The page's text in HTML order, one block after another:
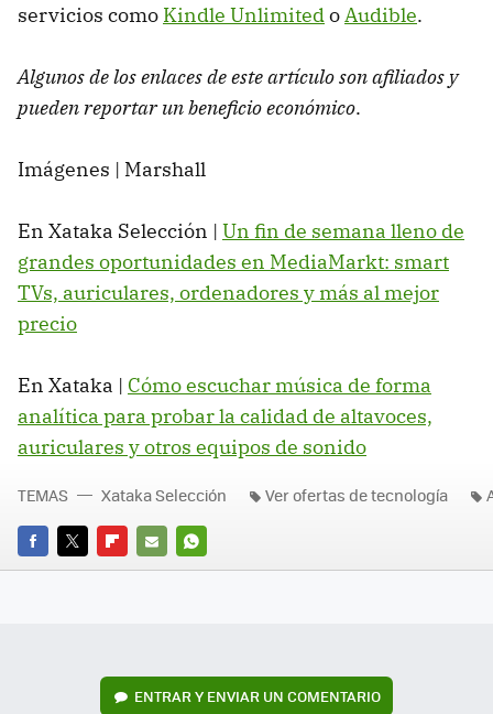
servicios como Kindle UnlimitedoAudible.
Algunos de los enlaces de este artículo son afiliados y
pueden reportar un beneficio económico.
Imágenes | Marshall
En Xataka Selección | Un fin de semana lleno de
grandes oportunidades en MediaMarkt: smart
TVs, auriculares, ordenadores y más al mejor
precio
En Xataka | Cómo escuchar música de forma
analítica para probar la calidad de altavoces,
auriculares y otros equipos de sonido
FACEBOOK
TWITTERFLIPBOARD
E-
WHATSAPP
TEMAS Xataka Selección Ver ofertas de tecnología
ENTRAR Y ENVIAR UN COMENTARIO